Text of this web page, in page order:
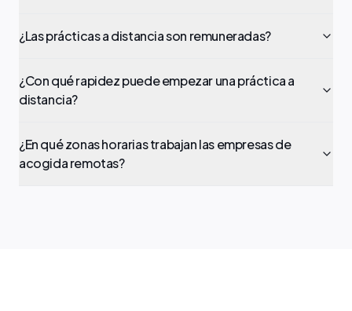
¿Las prácticas a distancia son remuneradas?
¿Con qué rapidez puede empezar una práctica a
distancia?
¿En qué zonas horarias trabajan las empresas de
acogida remotas?